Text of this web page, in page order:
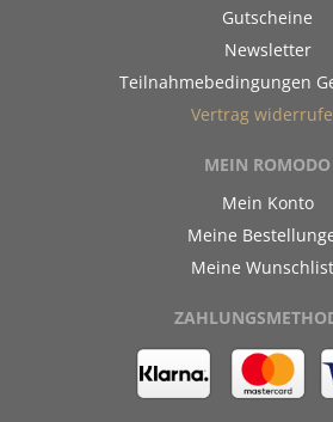
Gutscheine
Newsletter
Teilnahmebedingungen
Vertrag
MEIN ROMODO
Mein Konto
Meine
Meine